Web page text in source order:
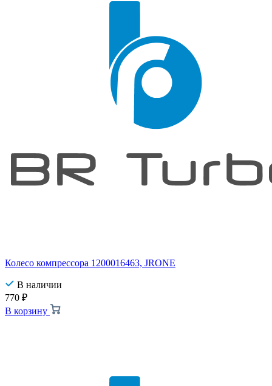
Колесо компрессора 1200016463, JRONE
В наличии
770 ₽
В корзину